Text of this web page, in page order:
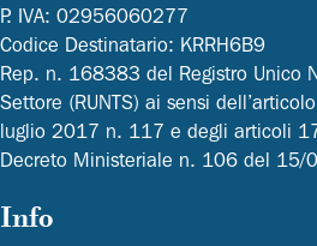
P. IVA: 02956060277
Codice Destinatario: KRRH6B9
Rep. n. 168383 del Registro Unico
Settore (RUNTS) ai sensi
luglio 2017 n. 117 e degli articoli
Decreto Ministeriale n. 106 del 15/
Info